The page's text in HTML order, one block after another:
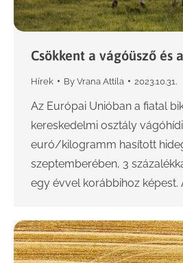
Csökkent a vágóüsző és
Hírek By Vrana Attila 2023.10.31.
Az Európai Unióban a fiatal
kereskedelmi osztály
euró/kilogramm hasított
szeptemberében, 3
egy évvel korábbihoz képest.